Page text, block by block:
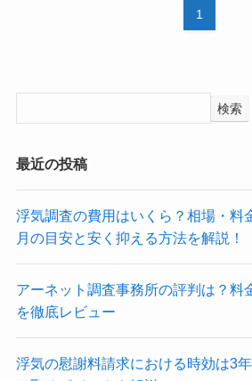
1
検索
最近の投稿
浮気調査の費用はいくら？相場・料
月の目安と安く抑える方法を解説！
アーネット調査事務所の評判は？料
を徹底レビュー
浮気の慰謝料請求における時効は3